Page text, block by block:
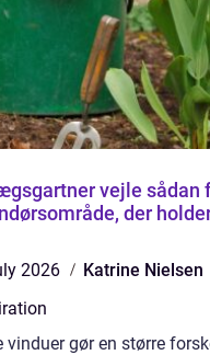
vejle sådan får du et
der
2026
Katrine Nielsen
vinduer gør en større